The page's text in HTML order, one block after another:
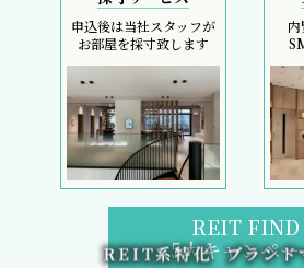
申込後は当社スタッフが
お部屋を採寸致します
REIT FIND
5大キャンペ